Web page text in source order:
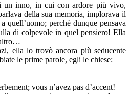
un inno, in cui con ardore più vivo,
della sua memoria, implorava il
quell’uomo; perchè dunque pensava
di colpevole in quel pensiero! Ella
ella lo trovò ancora più seducente
le prime parole, egli le chiese:
vous n’avez pas d’accent!